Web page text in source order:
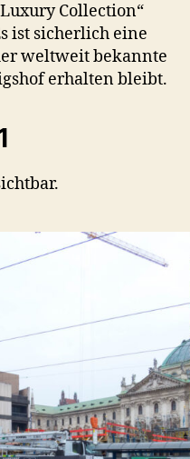
Collection“
ist sicherlich eine
weltweit bekannte
erhalten bleibt.